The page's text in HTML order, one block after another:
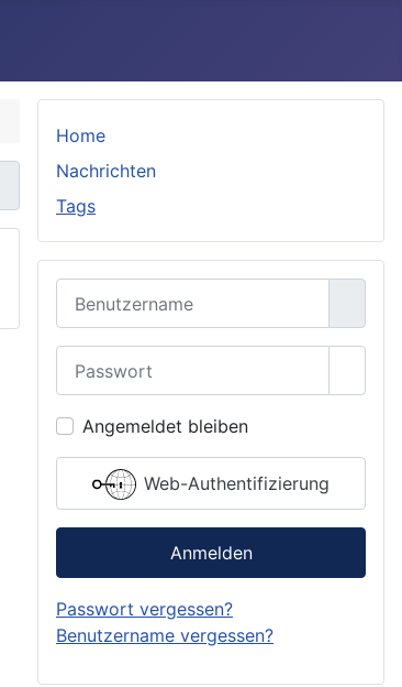
Home
Nachrichten
Tags
Angemeldet bleiben
Web-Authentifizierung
Anmelden
Passwort vergessen?
Benutzername vergessen?